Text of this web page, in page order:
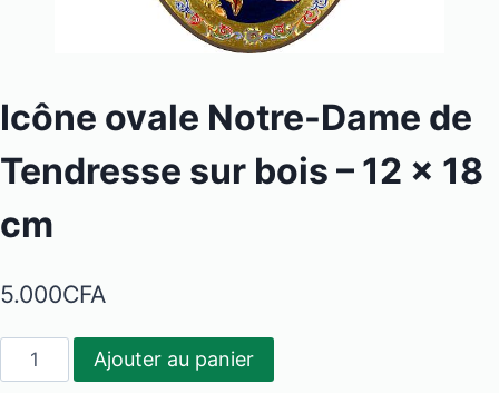
Icône ovale Notre-Dame de
Tendresse sur bois – 12 x 18
cm
5.000CFA
quantité
de
Ajouter au panier